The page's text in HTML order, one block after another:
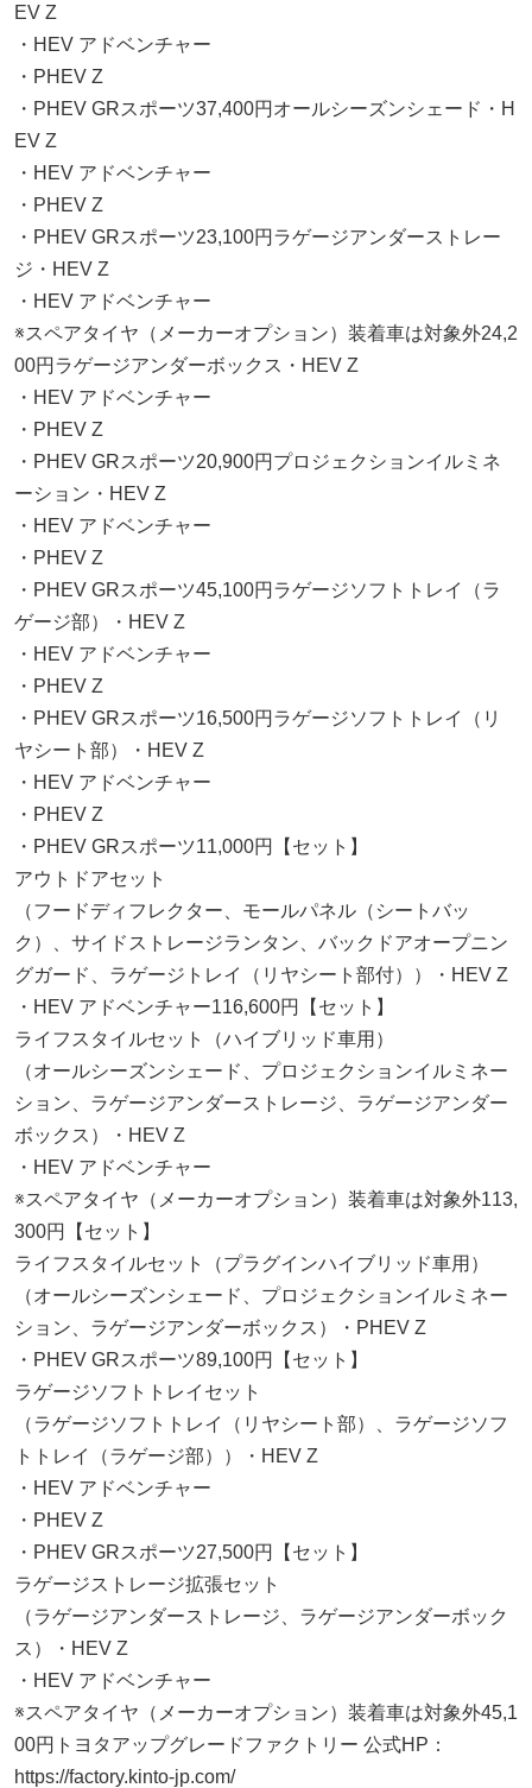
EV Z
・HEV アドベンチャー
・PHEV Z
・PHEV GRスポーツ37,400円オールシーズンシェード・H
EV Z
・HEV アドベンチャー
・PHEV Z
・PHEV GRスポーツ23,100円ラゲージアンダーストレー
ジ・HEV Z
・HEV アドベンチャー
※スペアタイヤ（メーカーオプション）装着車は対象外24,2
00円ラゲージアンダーボックス・HEV Z
・HEV アドベンチャー
・PHEV Z
・PHEV GRスポーツ20,900円プロジェクションイルミネ
ーション・HEV Z
・HEV アドベンチャー
・PHEV Z
・PHEV GRスポーツ45,100円ラゲージソフトトレイ（ラ
ゲージ部）・HEV Z
・HEV アドベンチャー
・PHEV Z
・PHEV GRスポーツ16,500円ラゲージソフトトレイ（リ
ヤシート部）・HEV Z
・HEV アドベンチャー
・PHEV Z
・PHEV GRスポーツ11,000円【セット】
アウトドアセット
（フードディフレクター、モールパネル（シートバッ
ク）、サイドストレージランタン、バックドアオープニン
グガード、ラゲージトレイ（リヤシート部付））・HEV Z
・HEV アドベンチャー116,600円【セット】
ライフスタイルセット（ハイブリッド車用）
（オールシーズンシェード、プロジェクションイルミネー
ション、ラゲージアンダーストレージ、ラゲージアンダー
ボックス）・HEV Z
・HEV アドベンチャー
※スペアタイヤ（メーカーオプション）装着車は対象外113,
300円【セット】
ライフスタイルセット（プラグインハイブリッド車用）
（オールシーズンシェード、プロジェクションイルミネー
ション、ラゲージアンダーボックス）・PHEV Z
・PHEV GRスポーツ89,100円【セット】
ラゲージソフトトレイセット
（ラゲージソフトトレイ（リヤシート部）、ラゲージソフ
トトレイ（ラゲージ部））・HEV Z
・HEV アドベンチャー
・PHEV Z
・PHEV GRスポーツ27,500円【セット】
ラゲージストレージ拡張セット
（ラゲージアンダーストレージ、ラゲージアンダーボック
ス）・HEV Z
・HEV アドベンチャー
※スペアタイヤ（メーカーオプション）装着車は対象外45,1
00円トヨタアップグレードファクトリー 公式HP：
https://factory.kinto-jp.com/